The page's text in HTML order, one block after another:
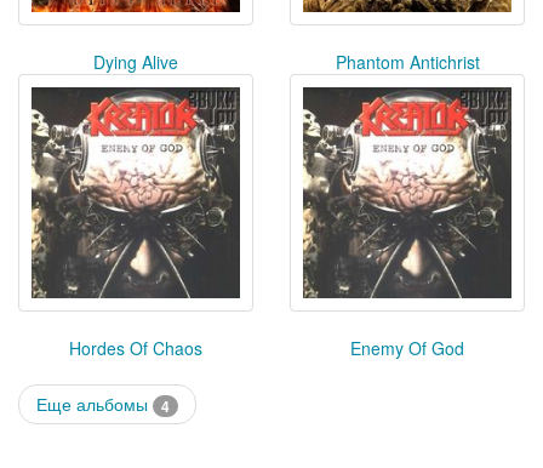
Dying Alive Phantom Antichrist
Hordes Of Chaos Enemy Of God
Еще альбомы 4